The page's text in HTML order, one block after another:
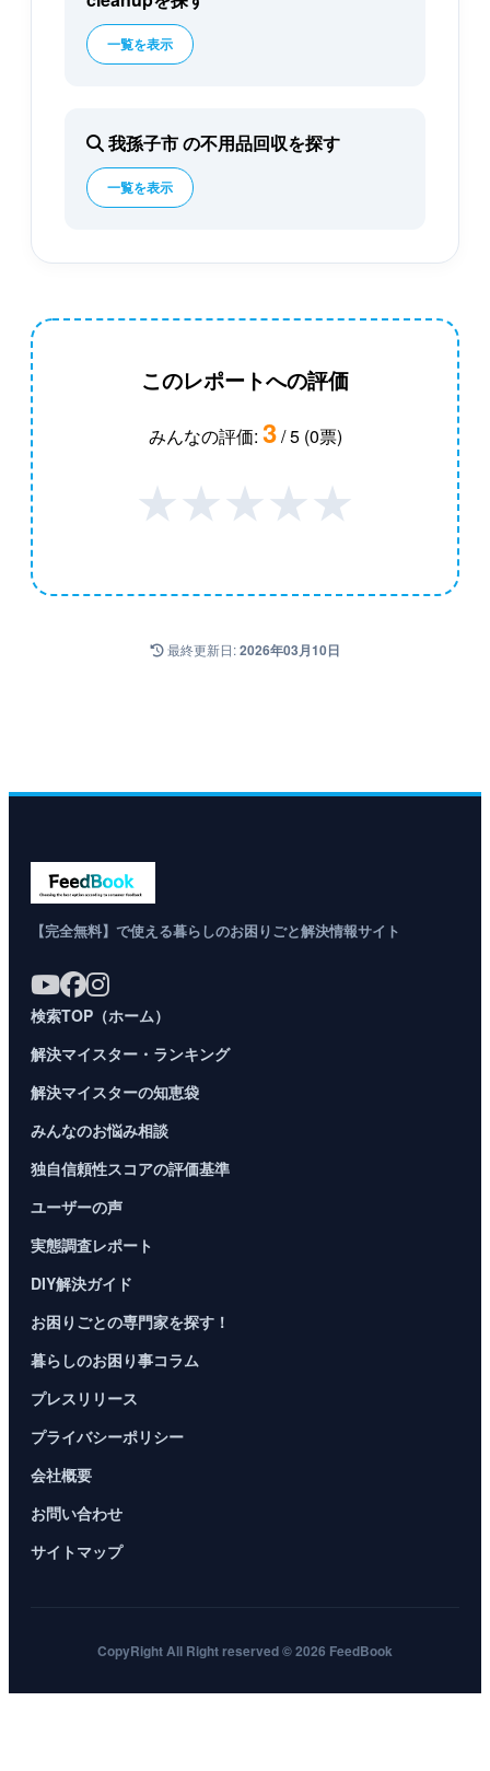
一覧を表示
我孫子市 の不用品回収を探す
一覧を表示
このレポートへの評価
みんなの評価: 3/ 5 (0票)
★★★★★
最終更新日:2026年03月10日
【完全無料】で使える暮らしのお困りごと解決情報サイト
検索TOP（ホーム）
解決マイスター・ランキング
解決マイスターの知恵袋
みんなのお悩み相談
独自信頼性スコアの評価基準
ユーザーの声
実態調査レポート
DIY解決ガイド
お困りごとの専門家を探す！
暮らしのお困り事コラム
プレスリリース
プライバシーポリシー
会社概要
お問い合わせ
サイトマップ
CopyRight All Right reserved © 2026 FeedBook